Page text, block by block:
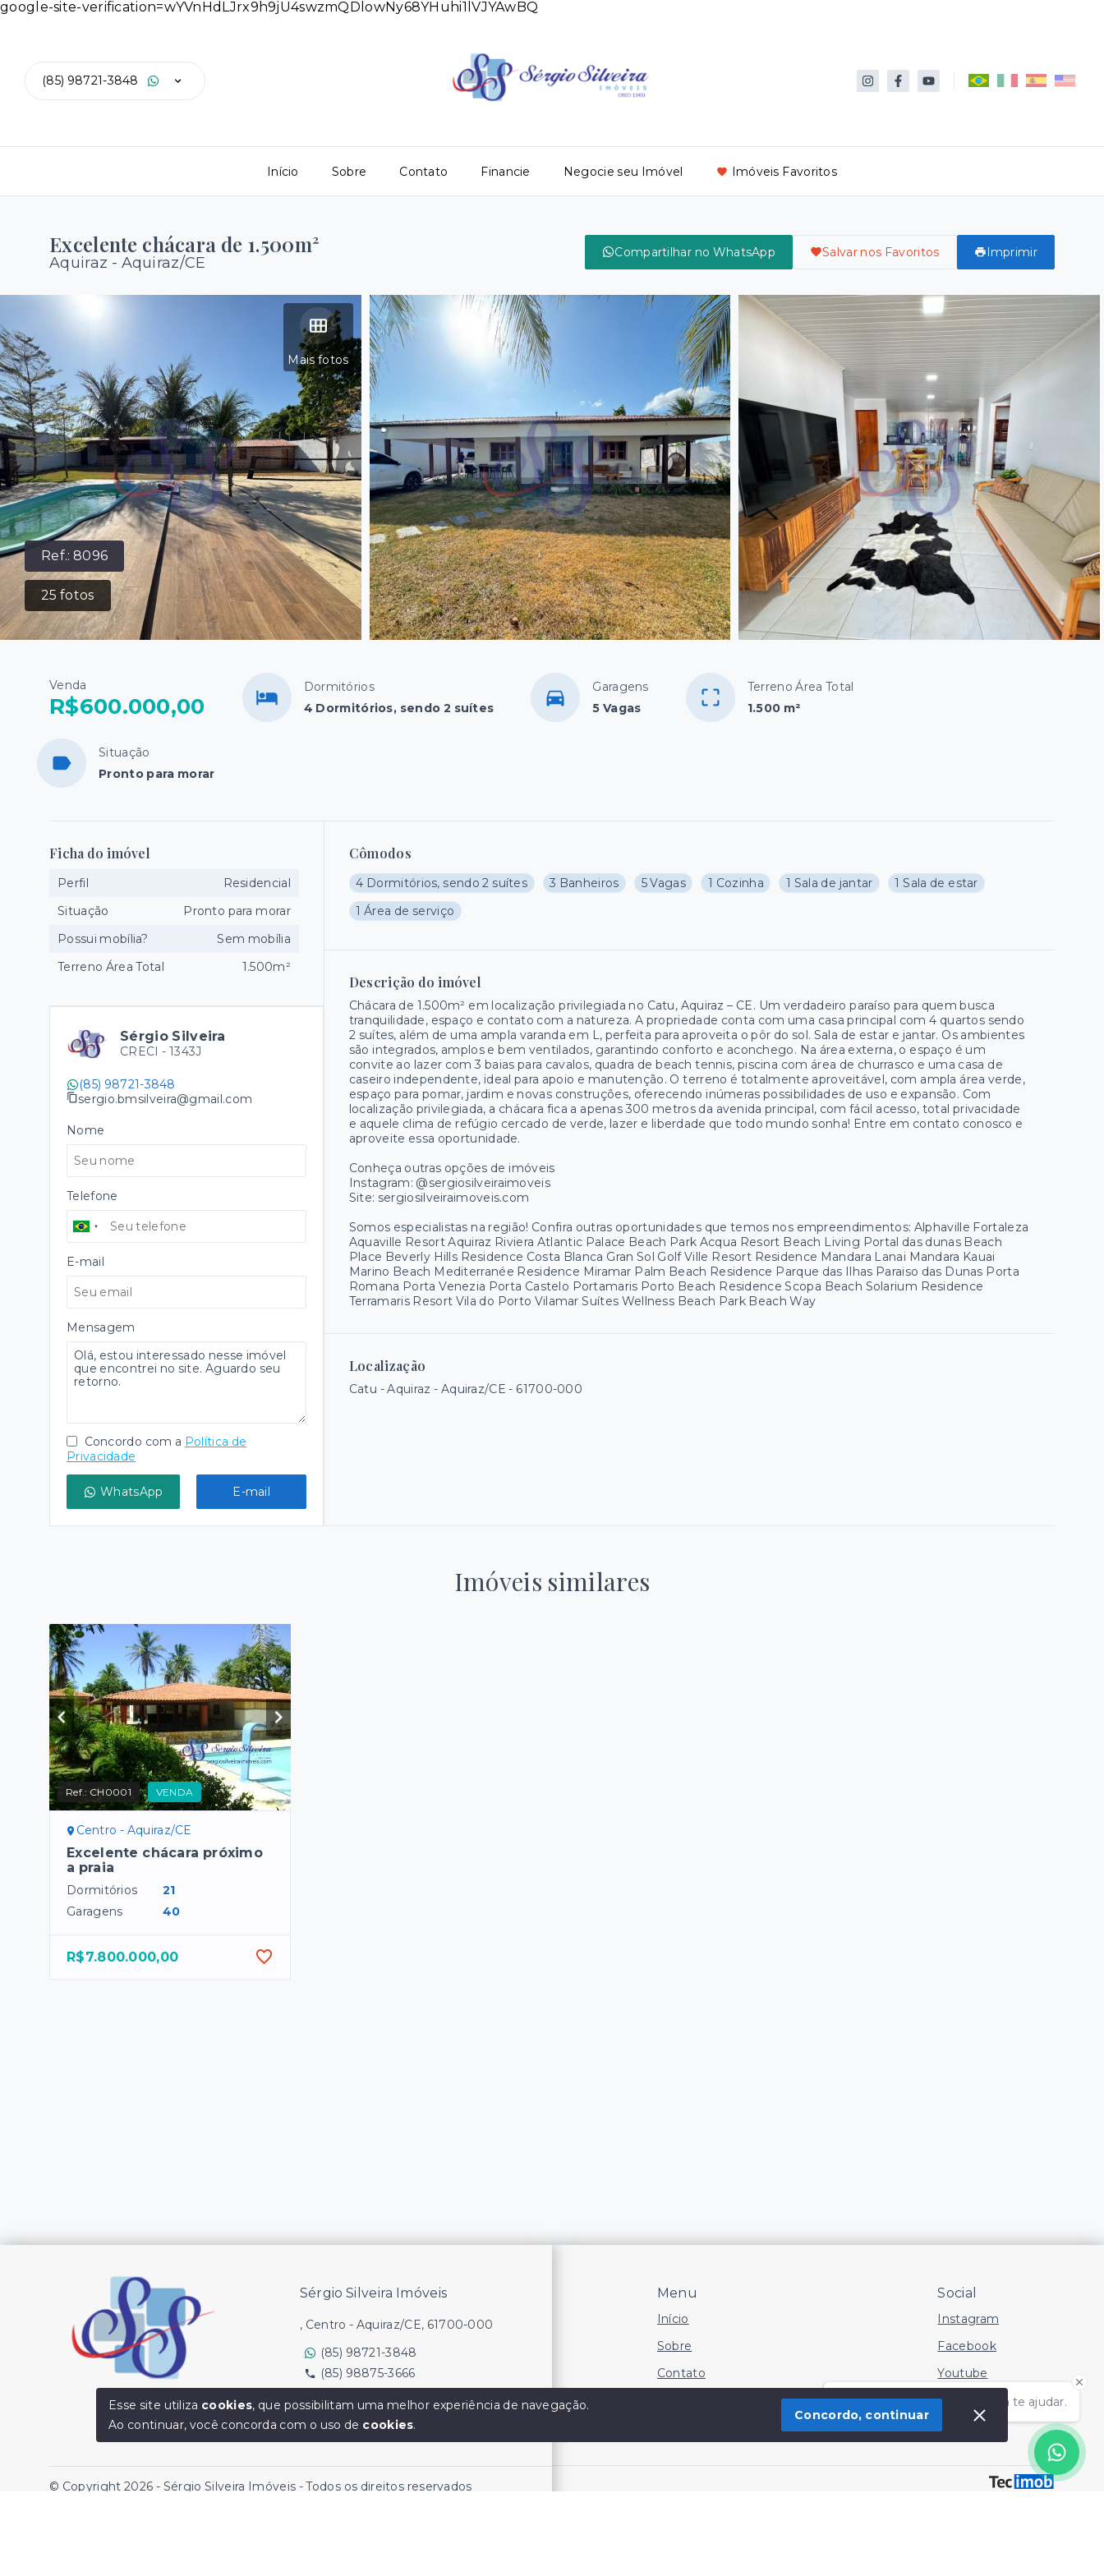
google-site-verification=wYVnHdLJrx9h9jU4swzmQDlowNy68YHuhi1lVJYAwBQ
(85) 98721-3848
Início Sobre Contato Financie Negocie seu Imóvel Imóveis Favoritos
Excelente chácara de 1.500m²
Aquiraz - Aquiraz/CE
Compartilhar no WhatsApp Salvar nos Favoritos Imprimir
Ref.:8096
25 fotos
Mais fotos
Venda
R$600.000,00
Dormitórios
4 Dormitórios, sendo 2 suítes
Garagens
5 Vagas
Terreno Área Total
1.500 m²
Situação
Pronto para morar
Cômodos
4 Dormitórios, sendo 2 suítes 3 Banheiros 5 Vagas 1 Cozinha 1 Sala de jantar
1 Sala de estar
1 Área de serviço
Descrição do imóvel
Chácara de 1.500m² em localização privilegiada no Catu, Aquiraz – CE. Um verdadeiro paraíso para quem busca
tranquilidade, espaço e contato com a natureza. A propriedade conta com uma casa principal com 4 quartos sendo
2 suítes, além de uma ampla varanda em L, perfeita para aproveita o pôr do sol. Sala de estar e jantar. Os ambientes
são integrados, amplos e bem ventilados, garantindo conforto e aconchego. Na área externa, o espaço é um
convite ao lazer com 3 baias para cavalos, quadra de beach tennis, piscina com área de churrasco e uma casa de
caseiro independente, ideal para apoio e manutenção. O terreno é totalmente aproveitável, com ampla área verde,
espaço para pomar, jardim e novas construções, oferecendo inúmeras possibilidades de uso e expansão. Com
localização privilegiada, a chácara fica a apenas 300 metros da avenida principal, com fácil acesso, total privacidade
e aquele clima de refúgio cercado de verde, lazer e liberdade que todo mundo sonha! Entre em contato conosco e
aproveite essa oportunidade.
Conheça outras opções de imóveis
Instagram: @sergiosilveiraimoveis
Site: sergiosilveiraimoveis.com
Somos especialistas na região! Confira outras oportunidades que temos nos empreendimentos: Alphaville Fortaleza
Aquaville Resort Aquiraz Riviera Atlantic Palace Beach Park Acqua Resort Beach Living Portal das dunas Beach
Place Beverly Hills Residence Costa Blanca Gran Sol Golf Ville Resort Residence Mandara Lanai Mandara Kauai
Marino Beach Mediterranée Residence Miramar Palm Beach Residence Parque das Ilhas Paraiso das Dunas Porta
Romana Porta Venezia Porta Castelo Portamaris Porto Beach Residence Scopa Beach Solarium Residence
Terramaris Resort Vila do Porto Vilamar Suítes Wellness Beach Park Beach Way
Localização
Catu - Aquiraz - Aquiraz/CE - 61700-000
Ficha do imóvel
Perfil
Residencial
Situação
Pronto para morar
Possui mobília?
Sem mobília
Terreno Área Total
1.500m²
Sérgio Silveira
CRECI - 1343J
(85) 98721-3848
sergio.bmsilveira@gmail.com
Nome
Telefone
E-mail
Mensagem
Concordo com a Política de
Privacidade
WhatsApp E-mail
Imóveis similares
Ref.: CH0001 VENDA
Centro - Aquiraz/CE
Excelente chácara próximo
a praia
Dormitórios
21
Garagens
40
R$7.800.000,00
Olá! Estamos disponíveis para te ajudar.
Menu
Início
Sobre
Contato
Social
Instagram
Facebook
Youtube
Sérgio Silveira Imóveis
, Centro - Aquiraz/CE, 61700-000
(85) 98721-3848
(85) 98875-3666
© Copyright 2026 - Sérgio Silveira Imóveis - Todos os direitos reservados
Esse site utiliza cookies, que possibilitam uma melhor experiência de navegação.
Ao continuar, você concorda com o uso de cookies.
Concordo, continuar